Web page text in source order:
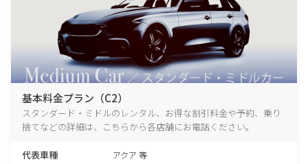
基本料金プラン（C2）
スタンダード・ミドルのレンタル、お得な割引料金や予約、乗り
捨てなどの詳細は、こちらから各店舗にお電話ください。
代表車種 アクア 等